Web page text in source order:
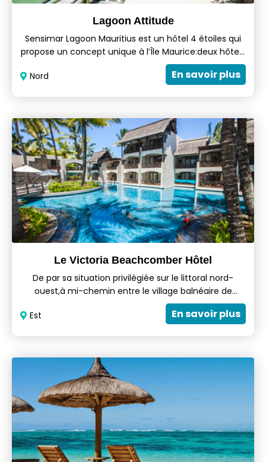
Lagoon Attitude
Sensimar Lagoon Mauritius est un hôtel 4 étoiles qui
propose un concept unique à l’Île Maurice:deux hôtels
Mauritius est un véritable lieu de partage où détente
Nord En savoir plus
Le Victoria Beachcomber Hôtel
De par sa situation privilégiée sur le littoral nord-
ouest,à mi-chemin entre le village balnéaire de
Grand-Baie et la capitale Port-Louis,Le Victoria du
groupe Beachcomber est une des stations balnéaires
Est En savoir plus